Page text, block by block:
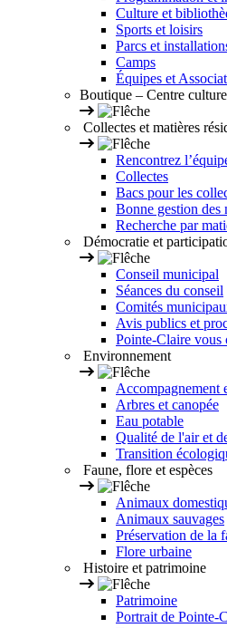
Culture et
Sports et loisirs
Parcs et
Camps
Équipes et
Boutique – Centre
Collectes et matières
Rencontrez
Collectes
Bacs pour les
Bonne gestion des
Recherche par
Démocratie et
Conseil municipal
Séances du conseil
Comités
Avis publics et
Pointe-Claire vous
Environnement
Accompagnement
Arbres et canopée
Eau potable
Qualité de l'air et
Transition
Faune, flore et espèces
Animaux
Animaux sauvages
Préservation de la
Flore urbaine
Histoire et patrimoine
Patrimoine
Portrait de Pointe-